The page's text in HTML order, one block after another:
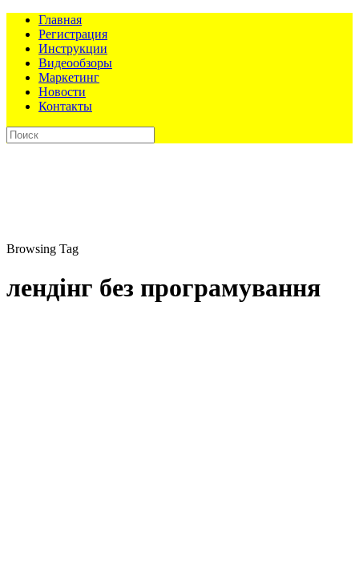
Главная
Регистрация
Инструкции
Видеообзоры
Маркетинг
Новости
Контакты
Browsing Tag
лендінг без програмування